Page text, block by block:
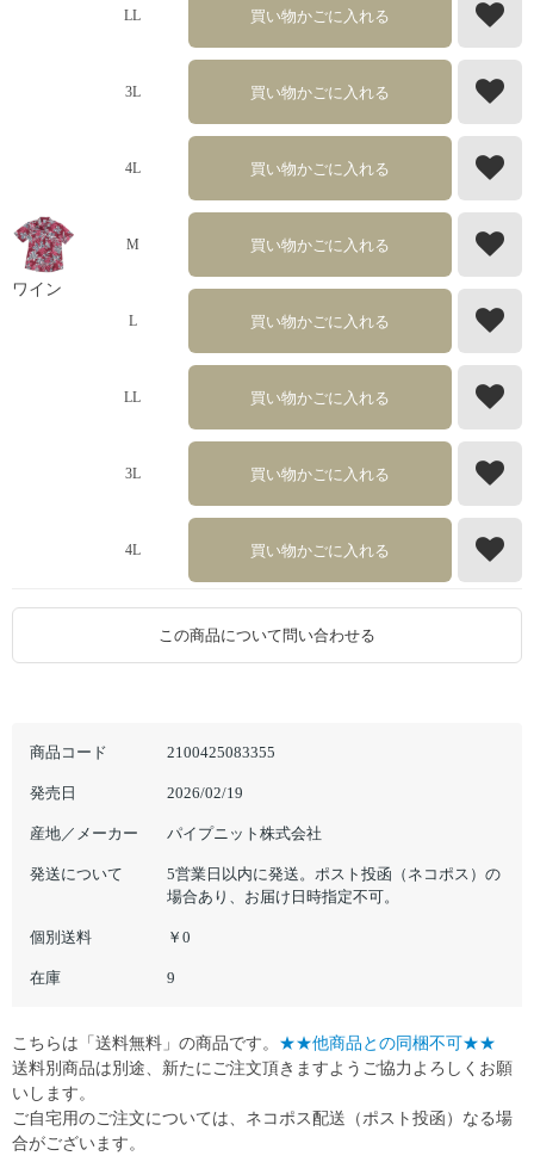
商品コード 2100425083355
発売日 2026/02/19
産地／メーカー パイプニット株式会社
発送について
5営業日以内に発送。ポスト投函（ネコポス）の
場合あり、お届け日時指定不可。
個別送料 ￥0
在庫 9
LL 買い物かごに入れる
3L 買い物かごに入れる
4L 買い物かごに入れる
ワイン
M 買い物かごに入れる
L 買い物かごに入れる
LL 買い物かごに入れる
3L 買い物かごに入れる
4L 買い物かごに入れる
この商品について問い合わせる
こちらは「送料無料」の商品です。 ★★他商品との同梱不可★★
送料別商品は別途、新たにご注文頂きますようご協力よろしくお願
いします。
ご自宅用のご注文については、ネコポス配送（ポスト投函）なる場
合がございます。